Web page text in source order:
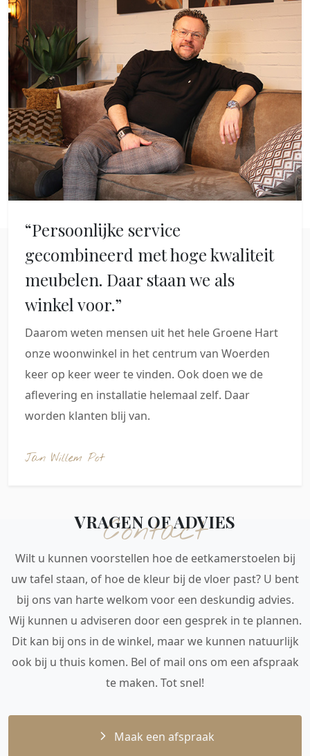
“Persoonlijke service
gecombineerd met hoge kwaliteit
meubelen. Daar staan we als
winkel voor.”
Daarom weten mensen uit het hele Groene Hart
onze woonwinkel in het centrum van Woerden
keer op keer weer te vinden. Ook doen we de
aflevering en installatie helemaal zelf. Daar
worden klanten blij van.
Jan Willem Pot
Contact
VRAGEN OF ADVIES
Wilt u kunnen voorstellen hoe de eetkamerstoelen bij
uw tafel staan, of hoe de kleur bij de vloer past? U bent
bij ons van harte welkom voor een deskundig advies.
Wij kunnen u adviseren door een gesprek in te plannen.
Dit kan bij ons in de winkel, maar we kunnen natuurlijk
ook bij u thuis komen. Bel of mail ons om een afspraak
te maken. Tot snel!
Maak een afspraak